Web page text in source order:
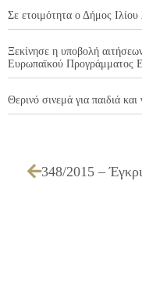
Σε ετοιμότητα ο Δήμος
Ξεκίνησε η υποβολή
Ευρωπαϊκού Προγράμματος
Θερινό σινεμά για παιδιά και